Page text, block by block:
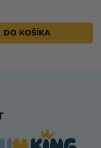
DO KOŠÍKA